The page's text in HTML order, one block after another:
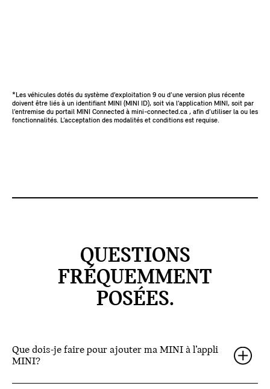
*Les véhicules dotés du système d’exploitation 9 ou d’une version plus récente
doivent être liés à un identifiant MINI (MINI ID), soit via l’application MINI, soit par
l’entremise du portail MINI Connected à mini-connected.ca , afin d’utiliser la ou les
fonctionnalités. L’acceptation des modalités et conditions est requise.
QUESTIONS
FRÉQUEMMENT
POSÉES.
Que dois-je faire pour ajouter ma MINI à l’appli
MINI?